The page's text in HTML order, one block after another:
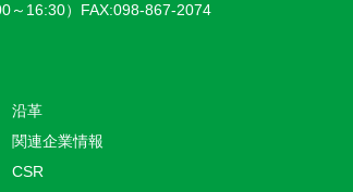
16:30） FAX:098-867-2074
沿革
関連企業情報
CSR